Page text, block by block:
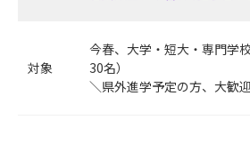
対象
今春、大学・短大・専門学
30名）
＼県外進学予定の方、大歓